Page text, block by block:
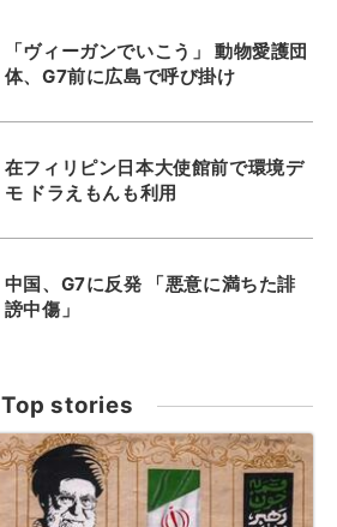
「ヴィーガンでいこう」 動物愛護団
体、G7前に広島で呼び掛け
在フィリピン日本大使館前で環境デ
モ ドラえもんも利用
中国、G7に反発 「悪意に満ちた誹
謗中傷」
Top stories